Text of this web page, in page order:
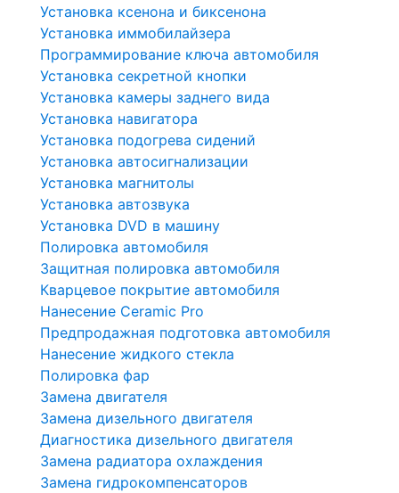
Установка ксенона и биксенона
Установка иммобилайзера
Программирование ключа автомобиля
Установка секретной кнопки
Установка камеры заднего вида
Установка навигатора
Установка подогрева сидений
Установка автосигнализации
Установка магнитолы
Установка автозвука
Установка DVD в машину
Полировка автомобиля
Защитная полировка автомобиля
Кварцевое покрытие автомобиля
Нанесение Ceramic Pro
Предпродажная подготовка автомобиля
Нанесение жидкого стекла
Полировка фар
Замена двигателя
Замена дизельного двигателя
Диагностика дизельного двигателя
Замена радиатора охлаждения
Замена гидрокомпенсаторов